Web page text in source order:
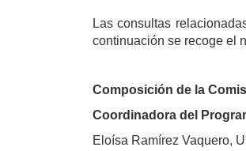
Las consultas
continuación se recoge el
Composición de la
Coordinadora del
Eloísa Ramírez Vaquero,